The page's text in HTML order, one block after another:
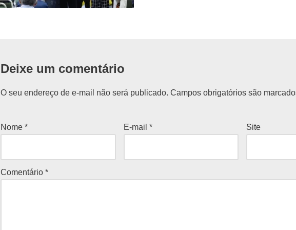
Deixe um comentário
O seu endereço de e-mail não será publicado. Campos obrigatórios são
Nome * E-mail * Site
Comentário *